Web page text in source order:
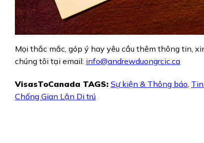
Mọi thắc mắc, góp ý hay yêu cầu thêm thông tin,
chúng tôi tại email: info@andrewduongrcic.ca
VisasToCanada TAGS: Sự kiện & Thông báo
Chống Gian Lận Di trú